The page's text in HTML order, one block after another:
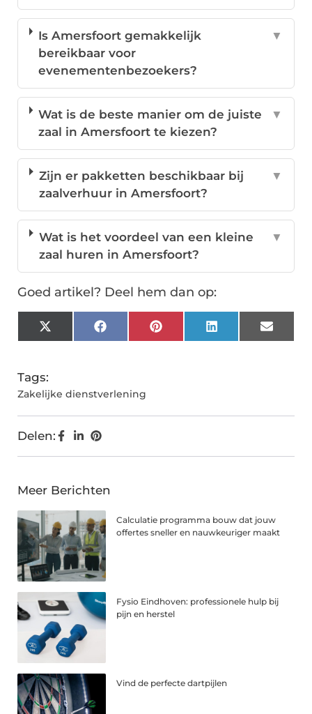
Is Amersfoort gemakkelijk
bereikbaar voor
evenementenbezoekers?
▼
Wat is de beste manier om de juiste
zaal in Amersfoort te kiezen?
▼
Zijn er pakketten beschikbaar bij
zaalverhuur in Amersfoort?
▼
Wat is het voordeel van een kleine
zaal huren in Amersfoort?
▼
Goed artikel? Deel hem dan op:
X
(Twitter)
FacebookPinterestLinkedInEmail
Tags:
Zakelijke dienstverlening
Delen:
Meer Berichten
Calculatie programma bouw dat jouw
offertes sneller en nauwkeuriger maakt
Fysio Eindhoven: professionele hulp bij
pijn en herstel
Vind de perfecte dartpijlen